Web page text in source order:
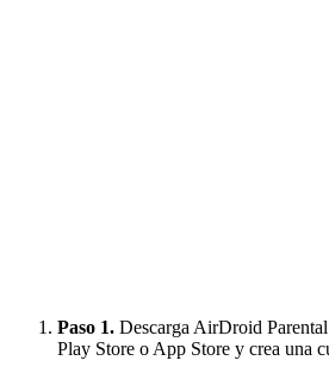
Paso 1. Descarga AirDroid
Play Store o App Store y crea una